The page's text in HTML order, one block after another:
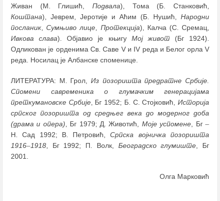
Живан (М. Глишић, Подвала), Тома (Б. Станковић,
Коштана), Јеврем, Јеротије и Аћим (Б. Нушић, Народни
посланик,Сумњиво лице, Протекција), Калча (С. Сремац,
Ивкова слава). Објавио је књигу Мој живот(Бг 1924).
Одликован је орденима Св. Саве V и IV реда и Белог орла V
реда. Носилац је Албанске споменице.
ЛИТЕРАТУРА: М. Грол, Из позоришта предратне Србије.
Спомени савременика о глумачким генерацијама
преткумановске Србије, Бг 1952; Б. С. Стојковић,Историја
српског позоришта од средњег века до модерног доба
(драма и опера) , Бг 1979; Д. Животић, Моје успомене , Бг–
Н. Сад 1992; В. Петровић,Српска војничка позоришта
1916–1918 , Бг 1992; П. Волк, Београдско глумиште , Бг
2001.
Олга Марковић